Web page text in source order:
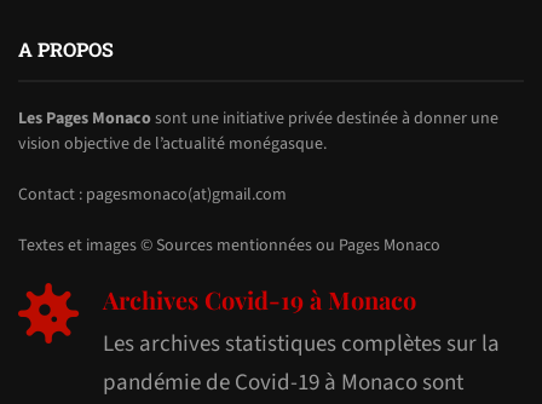
A PROPOS
Les Pages Monacosont une initiative privée destinée à donner une
vision objective de l’actualité monégasque.
Contact : pagesmonaco(at)gmail.com
Textes et images © Sources mentionnées ou Pages Monaco
Archives Covid-19 à Monaco
Les archives statistiques complètes sur la
pandémie de Covid-19 à Monaco sont